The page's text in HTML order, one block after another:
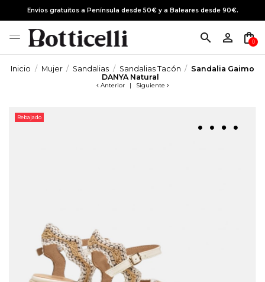
Envíos gratuitos a Península desde 50€ y a Baleares desde 90€.
search person_outline shopping_bag
0
Inicio Mujer Sandalias Sandalias Tacón
Sandalia Gaimo
DANYA Natural
Anterior | Siguiente
Rebajado